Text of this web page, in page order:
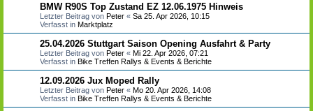
BMW R90S Top Zustand EZ 12.06.1975 Hinweis
Letzter Beitrag von Peter « Sa 25. Apr 2026, 10:15
Verfasst in Marktplatz
25.04.2026 Stuttgart Saison Opening Ausfahrt & Party
Letzter Beitrag von Peter « Mi 22. Apr 2026, 07:21
Verfasst in Bike Treffen Rallys & Events & Berichte
12.09.2026 Jux Moped Rally
Letzter Beitrag von Peter « Mo 20. Apr 2026, 14:08
Verfasst in Bike Treffen Rallys & Events & Berichte